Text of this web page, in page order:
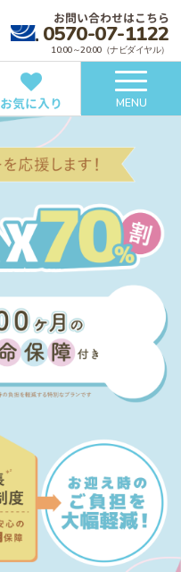
お問い合わせはこちら
0570-07-1122
10:00～20:00（ナビダイヤル）
お気に入り MENU